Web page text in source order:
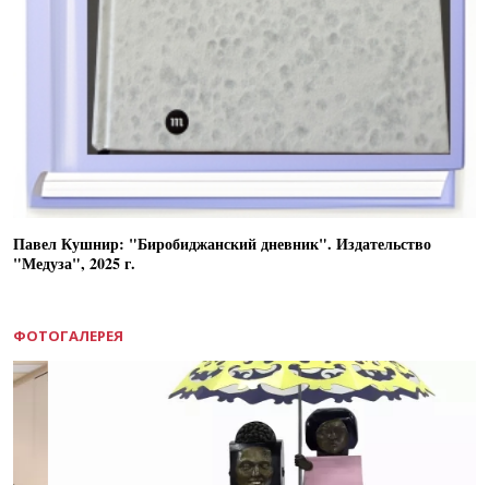
Павел Кушнир: "Биробиджанский дневник". Издательство
"Медуза", 2025 г.
ФОТОГАЛЕРЕЯ